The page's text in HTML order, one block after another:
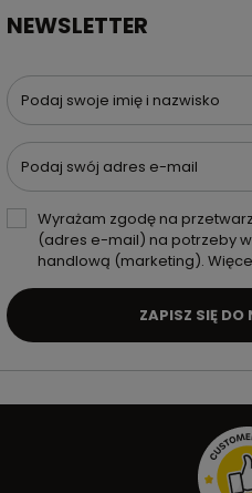
NEWSLETTER
Podaj swoje imię i nazwisko
Podaj swój adres e-mail
Wyrażam zgodę na
(adres e-mail) na potrzeby
handlową (marketing).
ZAPISZ SIĘ DO